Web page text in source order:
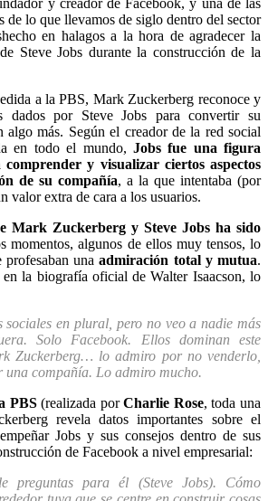
y creador de Facebook, y una de las
de lo que llevamos de siglo dentro del sector
en halagos a la hora de agradecer la
Steve Jobs durante la construcción de la
a la PBS, Mark Zuckerberg reconoce y
dados por Steve Jobs para convertir su
algo más. Según el creador de la red social
en todo el mundo, Jobs fue una figura
y visualizar ciertos aspectos
de su compañía, a la que intentaba (por
valor extra de cara a los usuarios.
Mark Zuckerberg y Steve Jobs ha sido
momentos, algunos de ellos muy tensos, lo
profesaban una admiración total y mutua.
en la biografía oficial de Walter Isaacson, lo
sociales en plural, pero no veo a nadie más
Solo Facebook. Ellos dominan este
Zuckerberg… lo admiro por no venderlo,
una compañía. Lo admiro mucho.
PBS(realizada porCharlie Rose, toda una
revela datos importantes sobre el
Jobs y sus consejos dentro de sus
de Facebook a nivel empresarial:
preguntas para él (Steve Jobs). Cómo